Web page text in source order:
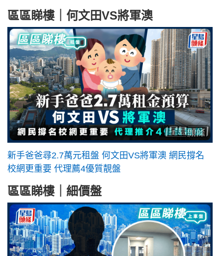
區區睇樓｜何文田VS將軍澳
新手爸爸尋2.7萬元租盤 何文田VS將軍澳 網民撐名
校網更重要 代理薦4優質靚盤
區區睇樓｜細價盤